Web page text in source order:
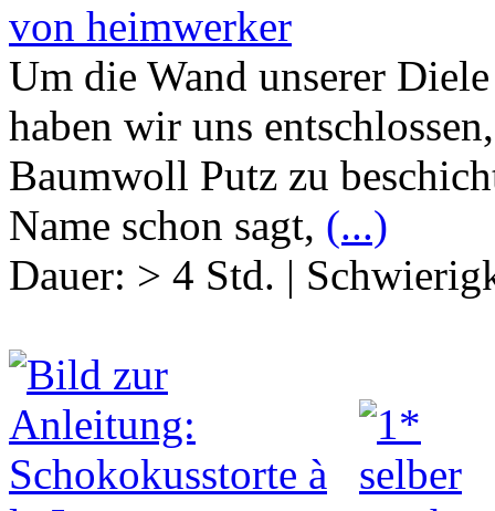
von heimwerker
Um die Wand unserer
haben wir uns
Baumwoll Putz zu
Name schon sagt, (...)
Dauer: > 4 Std. |